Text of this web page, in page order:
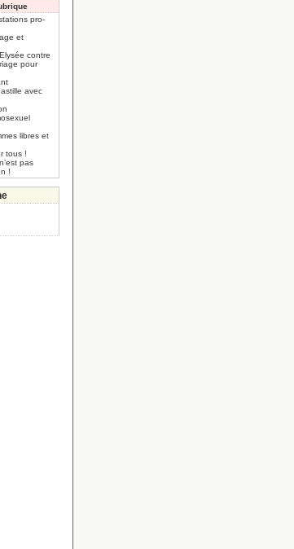
pro-
et
contre
pour
avec
libres et
tous !
pas
!